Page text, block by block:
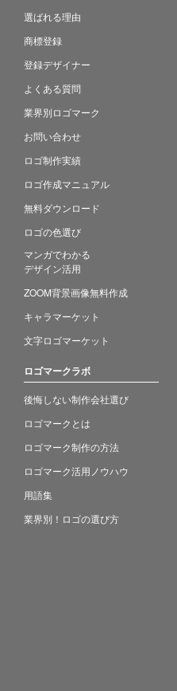
選ばれる理由
商標登録
登録デザイナー
よくある質問
業界別ロゴマーク
お問い合わせ
ロゴ制作実績
ロゴ作成マニュアル
無料ダウンロード
ロゴの色選び
マンガでわかる
デザイン活用
ZOOM背景画像無料作成
キャラマーケット
文字ロゴマーケット
ロゴマークラボ
後悔しない制作会社選び
ロゴマークとは
ロゴマーク制作の方法
ロゴマーク活用ノウハウ
用語集
業界別！ロゴの選び方